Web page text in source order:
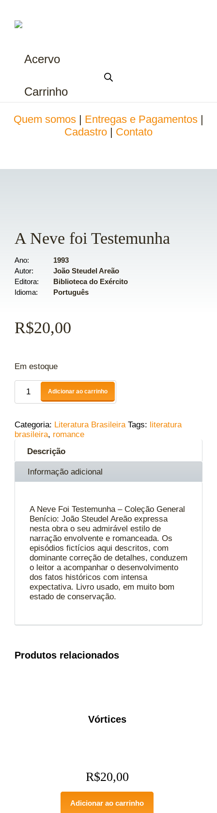
Acervo
Carrinho
Quem somos Entregas e Pagamentos
Cadastro
Contato
A Neve foi Testemunha
Ano
1993
Autor
João Steudel Areão
Editora
Biblioteca do Exército
Idioma
Português
R$20,00
Em estoque
Adicionar ao carrinho
Categoria: Literatura Brasileira Tags: literatura
brasileira, romance
Descrição
Informação adicional
A Neve Foi Testemunha – Coleção General
Benício: João Steudel Areão expressa
nesta obra o seu admirável estilo de
narração envolvente e romanceada. Os
episódios fictícios aqui descritos, com
dominante correção de detalhes, conduzem
o leitor a acompanhar o desenvolvimento
dos fatos históricos com intensa
expectativa. Livro usado, em muito bom
estado de conservação.
Produtos relacionados
Vórtices
R$20,00
Adicionar ao carrinho